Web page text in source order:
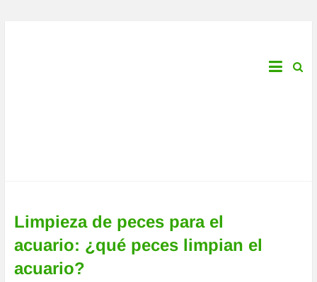
línea!
Limpieza de peces para el
acuario: ¿qué peces limpian el
acuario?